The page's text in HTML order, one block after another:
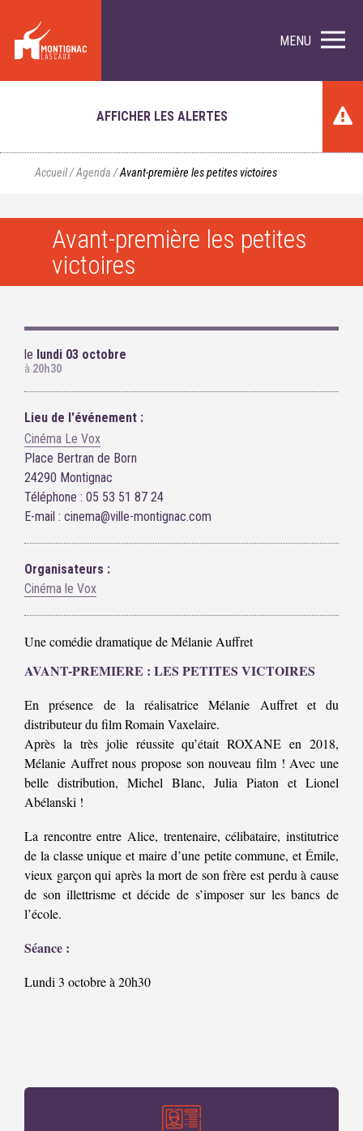
MENU
AFFICHER LES ALERTES
Accueil/Agenda /Avant-première les petites victoires
Avant-première les petites
victoires
le lundi 03 octobre
à 20h30
Lieu de l'événement :
Cinéma Le Vox
Place Bertran de Born
24290 Montignac
Téléphone : 05 53 51 87 24
E-mail : cinema@ville-montignac.com
Organisateurs :
Cinéma le Vox
Une comédie dramatique de Mélanie Auffret
AVANT-PREMIERE : LES PETITES VICTOIRES
En présence de la réalisatrice Mélanie Auffret et du
distributeur du film Romain Vaxelaire.
Après la très jolie réussite qu’était ROXANE en 2018,
Mélanie Auffret nous propose son nouveau film ! Avec une
belle distribution, Michel Blanc, Julia Piaton et Lionel
Abélanski !
La rencontre entre Alice, trentenaire, célibataire, institutrice
de la classe unique et maire d’une petite commune, et Émile,
vieux garçon qui après la mort de son frère est perdu à cause
de son illettrisme et décide de s’imposer sur les bancs de
l’école.
Séance :
Lundi 3 octobre à 20h30